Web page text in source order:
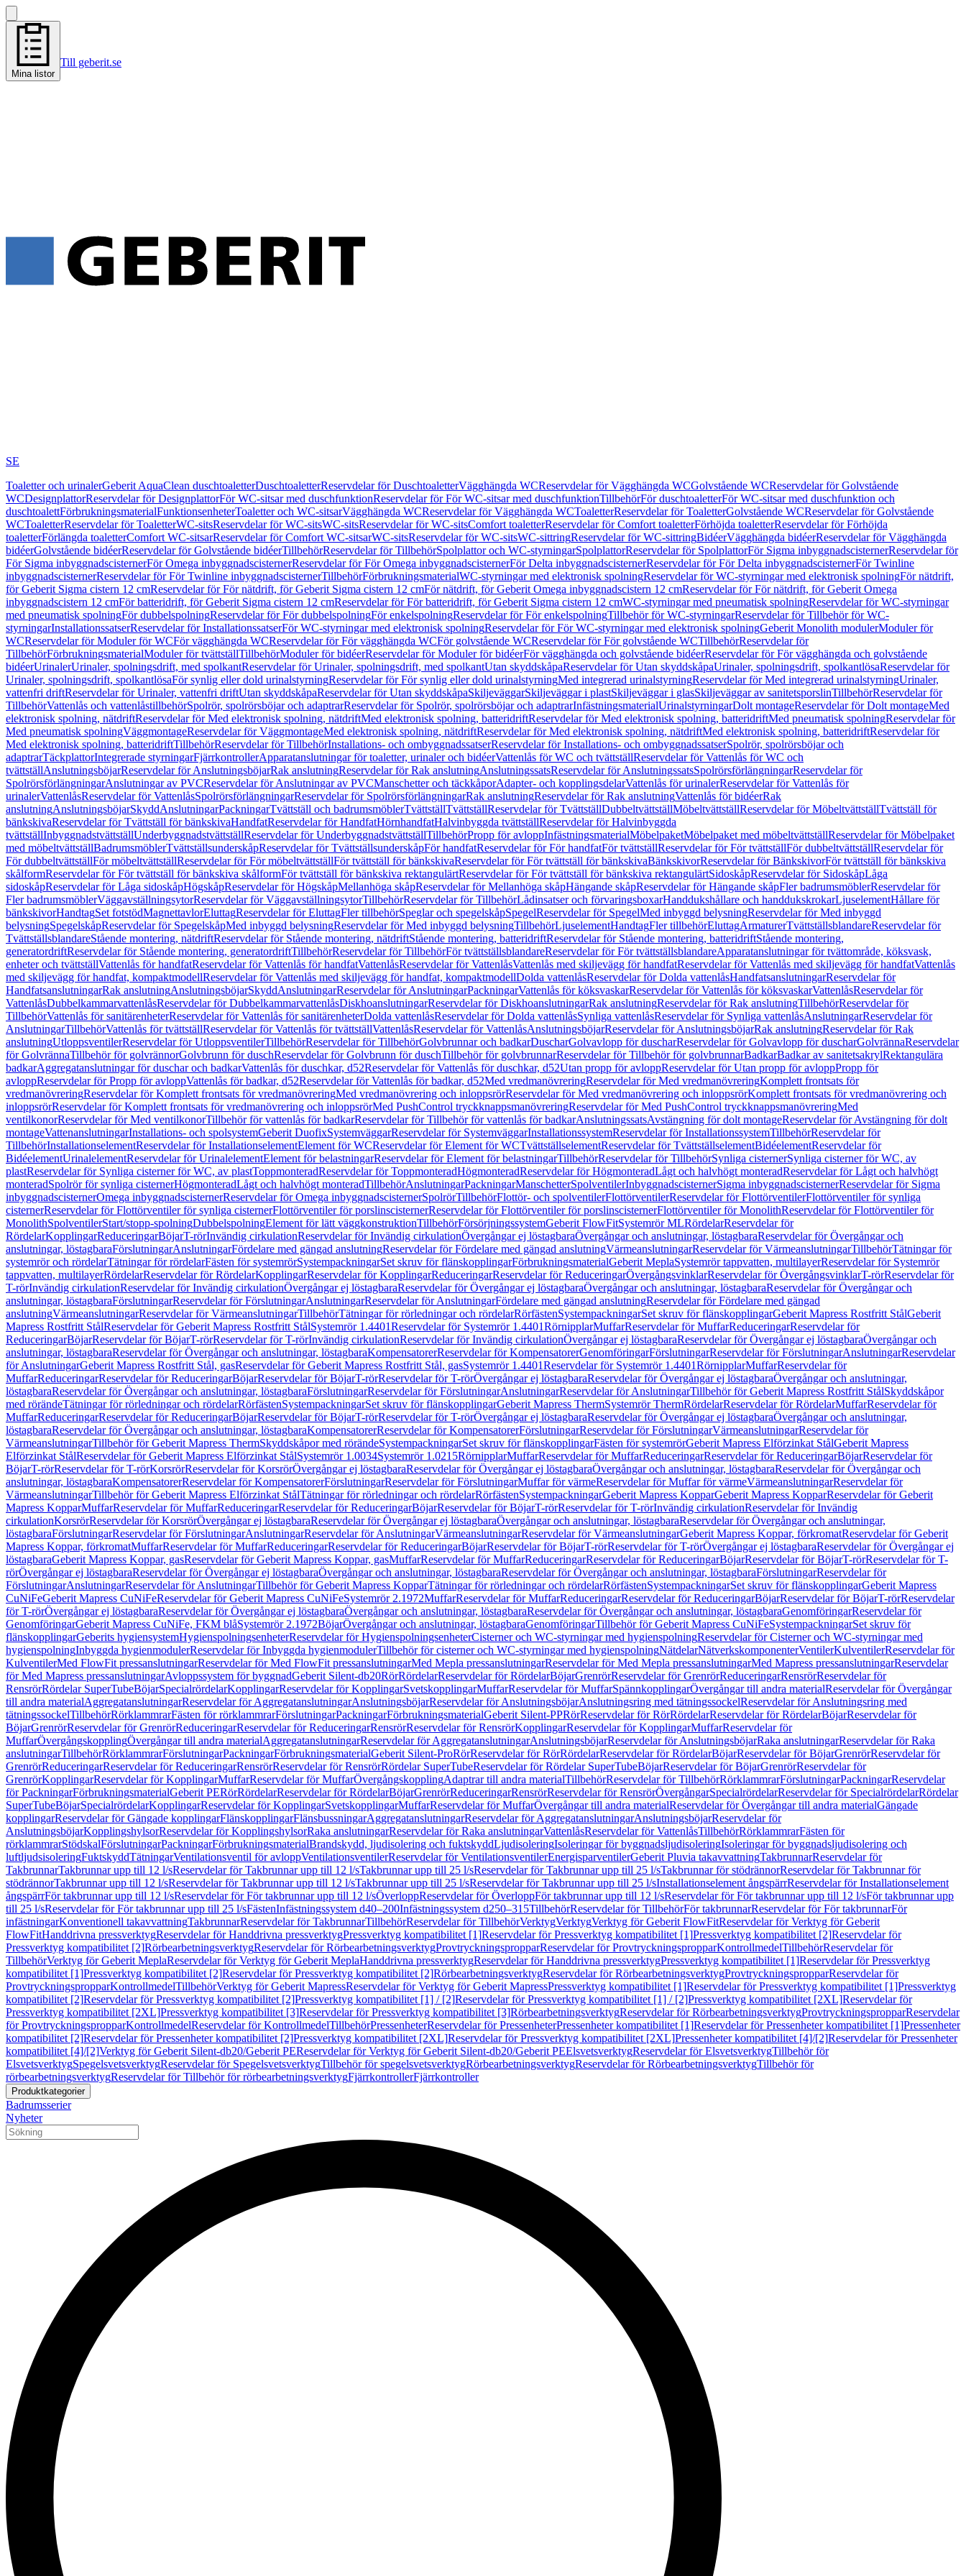
Mina listor
Till geberit.se
SE
Toaletter och urinalerGeberit AquaClean duschtoaletterDuschtoaletterReservdelar för DuschtoaletterVägghängda WCReservdelar för Vägghängda WCGolvstående WCReservdelar för Golvstående
WCDesignplattorReservdelar för DesignplattorFör WC-sitsar med duschfunktionReservdelar för För WC-sitsar med duschfunktionTillbehörFör duschtoaletterFör WC-sitsar med duschfunktion och
duschtoalettFörbrukningsmaterialFunktionsenheterToaletter och WC-sitsarVägghängda WCReservdelar för Vägghängda WCToaletterReservdelar för ToaletterGolvstående WCReservdelar för Golvstående
WCToaletterReservdelar för ToaletterWC-sitsReservdelar för WC-sitsWC-sitsReservdelar för WC-sitsComfort toaletterReservdelar för Comfort toaletterFörhöjda toaletterReservdelar för Förhöjda
toaletterFörlängda toaletterComfort WC-sitsarReservdelar för Comfort WC-sitsarWC-sitsReservdelar för WC-sitsWC-sittringReservdelar för WC-sittringBidéerVägghängda bidéerReservdelar för Vägghängda
bidéerGolvstående bidéerReservdelar för Golvstående bidéerTillbehörReservdelar för TillbehörSpolplattor och WC-styrningarSpolplattorReservdelar för SpolplattorFör Sigma inbyggnadscisternerReservdelar för
För Sigma inbyggnadscisternerFör Omega inbyggnadscisternerReservdelar för För Omega inbyggnadscisternerFör Delta inbyggnadscisternerReservdelar för För Delta inbyggnadscisternerFör Twinline
inbyggnadscisternerReservdelar för För Twinline inbyggnadscisternerTillbehörFörbrukningsmaterialWC-styrningar med elektronisk spolningReservdelar för WC-styrningar med elektronisk spolningFör nätdrift,
för Geberit Sigma cistern 12 cmReservdelar för För nätdrift, för Geberit Sigma cistern 12 cmFör nätdrift, för Geberit Omega inbyggnadscistern 12 cmReservdelar för För nätdrift, för Geberit Omega
inbyggnadscistern 12 cmFör batteridrift, för Geberit Sigma cistern 12 cmReservdelar för För batteridrift, för Geberit Sigma cistern 12 cmWC-styrningar med pneumatisk spolningReservdelar för WC-styrningar
med pneumatisk spolningFör dubbelspolningReservdelar för För dubbelspolningFör enkelspolningReservdelar för För enkelspolningTillbehör för WC-styrningarReservdelar för Tillbehör för WC-
styrningarInstallationssatserReservdelar för InstallationssatserFör WC-styrningar med elektronisk spolningReservdelar för För WC-styrningar med elektronisk spolningGeberit Monolith modulerModuler för
WCReservdelar för Moduler för WCFör vägghängda WCReservdelar för För vägghängda WCFör golvstående WCReservdelar för För golvstående WCTillbehörReservdelar för
TillbehörFörbrukningsmaterialModuler för tvättställTillbehörModuler för bidéerReservdelar för Moduler för bidéerFör vägghängda och golvstående bidéerReservdelar för För vägghängda och golvstående
bidéerUrinalerUrinaler, spolningsdrift, med spolkantReservdelar för Urinaler, spolningsdrift, med spolkantUtan skyddskåpaReservdelar för Utan skyddskåpaUrinaler, spolningsdrift, spolkantlösaReservdelar för
Urinaler, spolningsdrift, spolkantlösaFör synlig eller dold urinalstyrningReservdelar för För synlig eller dold urinalstyrningMed integrerad urinalstyrningReservdelar för Med integrerad urinalstyrningUrinaler,
vattenfri driftReservdelar för Urinaler, vattenfri driftUtan skyddskåpaReservdelar för Utan skyddskåpaSkiljeväggarSkiljeväggar i plastSkiljeväggar i glasSkiljeväggar av sanitetsporslinTillbehörReservdelar för
TillbehörVattenlås och vattenlåstillbehörSpolrör, spolrörsböjar och adaptrarReservdelar för Spolrör, spolrörsböjar och adaptrarInfästningsmaterialUrinalstyrningarDolt montageReservdelar för Dolt montageMed
elektronisk spolning, nätdriftReservdelar för Med elektronisk spolning, nätdriftMed elektronisk spolning, batteridriftReservdelar för Med elektronisk spolning, batteridriftMed pneumatisk spolningReservdelar för
Med pneumatisk spolningVäggmontageReservdelar för VäggmontageMed elektronisk spolning, nätdriftReservdelar för Med elektronisk spolning, nätdriftMed elektronisk spolning, batteridriftReservdelar för
Med elektronisk spolning, batteridriftTillbehörReservdelar för TillbehörInstallations- och ombyggnadssatserReservdelar för Installations- och ombyggnadssatserSpolrör, spolrörsböjar och
adaptrarTäckplattorIntegrerade styrningarFjärrkontrollerApparatanslutningar för toaletter, urinaler och bidéerVattenlås för WC och tvättställReservdelar för Vattenlås för WC och
tvättställAnslutningsböjarReservdelar för AnslutningsböjarRak anslutningReservdelar för Rak anslutningAnslutningssatsReservdelar för AnslutningssatsSpolrörsförlängningarReservdelar för
SpolrörsförlängningarAnslutningar av PVCReservdelar för Anslutningar av PVCManschetter och täckkåporAdapter- och kopplingsdelarVattenlås för urinalerReservdelar för Vattenlås för
urinalerVattenlåsReservdelar för VattenlåsSpolrörsförlängningarReservdelar för SpolrörsförlängningarRak anslutningReservdelar för Rak anslutningVattenlås för bidéerRak
anslutningAnslutningsböjarSkyddAnslutningarPackningarTvättställ och badrumsmöblerTvättställTvättställReservdelar för TvättställDubbeltvättställMöbeltvättställReservdelar för MöbeltvättställTvättställ för
bänkskivaReservdelar för Tvättställ för bänkskivaHandfatReservdelar för HandfatHörnhandfatHalvinbyggda tvättställReservdelar för Halvinbyggda
tvättställInbyggnadstvättställUnderbyggnadstvättställReservdelar för UnderbyggnadstvättställTillbehörPropp för avloppInfästningsmaterialMöbelpaketMöbelpaket med möbeltvättställReservdelar för Möbelpaket
med möbeltvättställBadrumsmöblerTvättställsunderskåpReservdelar för TvättställsunderskåpFör handfatReservdelar för För handfatFör tvättställReservdelar för För tvättställFör dubbeltvättställReservdelar för
För dubbeltvättställFör möbeltvättställReservdelar för För möbeltvättställFör tvättställ för bänkskivaReservdelar för För tvättställ för bänkskivaBänkskivorReservdelar för BänkskivorFör tvättställ för bänkskiva
skålformReservdelar för För tvättställ för bänkskiva skålformFör tvättställ för bänkskiva rektangulärtReservdelar för För tvättställ för bänkskiva rektangulärtSidoskåpReservdelar för SidoskåpLåga
sidoskåpReservdelar för Låga sidoskåpHögskåpReservdelar för HögskåpMellanhöga skåpReservdelar för Mellanhöga skåpHängande skåpReservdelar för Hängande skåpFler badrumsmöblerReservdelar för
Fler badrumsmöblerVäggavställningsytorReservdelar för VäggavställningsytorTillbehörReservdelar för TillbehörLådinsatser och förvaringsboxarHanddukshållare och handdukskrokarLjuselementHållare för
bänkskivorHandtagSet fotstödMagnettavlorEluttagReservdelar för EluttagFler tillbehörSpeglar och spegelskåpSpegelReservdelar för SpegelMed inbyggd belysningReservdelar för Med inbyggd
belysningSpegelskåpReservdelar för SpegelskåpMed inbyggd belysningReservdelar för Med inbyggd belysningTillbehörLjuselementHandtagFler tillbehörEluttagArmaturerTvättställsblandareReservdelar för
TvättställsblandareStående montering, nätdriftReservdelar för Stående montering, nätdriftStående montering, batteridriftReservdelar för Stående montering, batteridriftStående montering,
generatordriftReservdelar för Stående montering, generatordriftTillbehörReservdelar för TillbehörFör tvättställsblandareReservdelar för För tvättställsblandareApparatanslutningar för tvättområde, köksvask,
enheter och tvättställVattenlås för handfatReservdelar för Vattenlås för handfatVattenlåsReservdelar för VattenlåsVattenlås med skiljevägg för handfatReservdelar för Vattenlås med skiljevägg för handfatVattenlås
med skiljevägg för handfat, kompaktmodellReservdelar för Vattenlås med skiljevägg för handfat, kompaktmodellDolda vattenlåsReservdelar för Dolda vattenlåsHandfatsanslutningarReservdelar för
HandfatsanslutningarRak anslutningAnslutningsböjarSkyddAnslutningarReservdelar för AnslutningarPackningarVattenlås för köksvaskarReservdelar för Vattenlås för köksvaskarVattenlåsReservdelar för
VattenlåsDubbelkammarvattenlåsReservdelar för DubbelkammarvattenlåsDiskhoanslutningarReservdelar för DiskhoanslutningarRak anslutningReservdelar för Rak anslutningTillbehörReservdelar för
TillbehörVattenlås för sanitärenheterReservdelar för Vattenlås för sanitärenheterDolda vattenlåsReservdelar för Dolda vattenlåsSynliga vattenlåsReservdelar för Synliga vattenlåsAnslutningarReservdelar för
AnslutningarTillbehörVattenlås för tvättställReservdelar för Vattenlås för tvättställVattenlåsReservdelar för VattenlåsAnslutningsböjarReservdelar för AnslutningsböjarRak anslutningReservdelar för Rak
anslutningUtloppsventilerReservdelar för UtloppsventilerTillbehörReservdelar för TillbehörGolvbrunnar och badkarDuscharGolvavlopp för duscharReservdelar för Golvavlopp för duscharGolvrännaReservdelar
för GolvrännaTillbehör för golvrännorGolvbrunn för duschReservdelar för Golvbrunn för duschTillbehör för golvbrunnarReservdelar för Tillbehör för golvbrunnarBadkarBadkar av sanitetsakrylRektangulära
badkarAggregatanslutningar för duschar och badkarVattenlås för duschkar, d52Reservdelar för Vattenlås för duschkar, d52Utan propp för avloppReservdelar för Utan propp för avloppPropp för
avloppReservdelar för Propp för avloppVattenlås för badkar, d52Reservdelar för Vattenlås för badkar, d52Med vredmanövreringReservdelar för Med vredmanövreringKomplett frontsats för
vredmanövreringReservdelar för Komplett frontsats för vredmanövreringMed vredmanövrering och inloppsrörReservdelar för Med vredmanövrering och inloppsrörKomplett frontsats för vredmanövrering och
inloppsrörReservdelar för Komplett frontsats för vredmanövrering och inloppsrörMed PushControl tryckknappsmanövreringReservdelar för Med PushControl tryckknappsmanövreringMed
ventilkonorReservdelar för Med ventilkonorTillbehör för vattenlås för badkarReservdelar för Tillbehör för vattenlås för badkarAnslutningssatsAvstängning för dolt montageReservdelar för Avstängning för dolt
montageVattenanslutningarInstallations- och spolsystemGeberit DuofixSystemväggarReservdelar för SystemväggarInstallationssystemReservdelar för InstallationssystemTillbehörReservdelar för
TillbehörInstallationselementReservdelar för InstallationselementElement för WCReservdelar för Element för WCTvättställselementReservdelar för TvättställselementBidéelementReservdelar för
BidéelementUrinalelementReservdelar för UrinalelementElement för belastningarReservdelar för Element för belastningarTillbehörReservdelar för TillbehörSynliga cisternerSynliga cisterner för WC, av
plastReservdelar för Synliga cisterner för WC, av plastToppmonteradReservdelar för ToppmonteradHögmonteradReservdelar för HögmonteradLågt och halvhögt monteradReservdelar för Lågt och halvhögt
monteradSpolrör för synliga cisternerHögmonteradLågt och halvhögt monteradTillbehörAnslutningarPackningarManschetterSpolventilerInbyggnadscisternerSigma inbyggnadscisternerReservdelar för Sigma
inbyggnadscisternerOmega inbyggnadscisternerReservdelar för Omega inbyggnadscisternerSpolrörTillbehörFlottör- och spolventilerFlottörventilerReservdelar för FlottörventilerFlottörventiler för synliga
cisternerReservdelar för Flottörventiler för synliga cisternerFlottörventiler för porslinscisternerReservdelar för Flottörventiler för porslinscisternerFlottörventiler för MonolithReservdelar för Flottörventiler för
MonolithSpolventilerStart/stopp-spolningDubbelspolningElement för lätt väggkonstruktionTillbehörFörsörjningssystemGeberit FlowFitSystemrör MLRördelarReservdelar för
RördelarKopplingarReduceringarBöjarT-rörInvändig cirkulationReservdelar för Invändig cirkulationÖvergångar ej löstagbaraÖvergångar och anslutningar, löstagbaraReservdelar för Övergångar och
anslutningar, löstagbaraFörslutningarAnslutningarFördelare med gängad anslutningReservdelar för Fördelare med gängad anslutningVärmeanslutningarReservdelar för VärmeanslutningarTillbehörTätningar för
systemrör och rördelarTätningar för rördelarFästen för systemrörSystempackningarSet skruv för flänskopplingarFörbrukningsmaterialGeberit MeplaSystemrör tappvatten, multilayerReservdelar för Systemrör
tappvatten, multilayerRördelarReservdelar för RördelarKopplingarReservdelar för KopplingarReduceringarReservdelar för ReduceringarÖvergångsvinklarReservdelar för ÖvergångsvinklarT-rörReservdelar för
T-rörInvändig cirkulationReservdelar för Invändig cirkulationÖvergångar ej löstagbaraReservdelar för Övergångar ej löstagbaraÖvergångar och anslutningar, löstagbaraReservdelar för Övergångar och
anslutningar, löstagbaraFörslutningarReservdelar för FörslutningarAnslutningarReservdelar för AnslutningarFördelare med gängad anslutningReservdelar för Fördelare med gängad
anslutningVärmeanslutningarReservdelar för VärmeanslutningarTillbehörTätningar för rörledningar och rördelarRörfästenSystempackningarSet skruv för flänskopplingarGeberit Mapress Rostfritt StålGeberit
Mapress Rostfritt StålReservdelar för Geberit Mapress Rostfritt StålSystemrör 1.4401Reservdelar för Systemrör 1.4401RörnipplarMuffarReservdelar för MuffarReduceringarReservdelar för
ReduceringarBöjarReservdelar för BöjarT-rörReservdelar för T-rörInvändig cirkulationReservdelar för Invändig cirkulationÖvergångar ej löstagbaraReservdelar för Övergångar ej löstagbaraÖvergångar och
anslutningar, löstagbaraReservdelar för Övergångar och anslutningar, löstagbaraKompensatorerReservdelar för KompensatorerGenomföringarFörslutningarReservdelar för FörslutningarAnslutningarReservdelar
för AnslutningarGeberit Mapress Rostfritt Stål, gasReservdelar för Geberit Mapress Rostfritt Stål, gasSystemrör 1.4401Reservdelar för Systemrör 1.4401RörnipplarMuffarReservdelar för
MuffarReduceringarReservdelar för ReduceringarBöjarReservdelar för BöjarT-rörReservdelar för T-rörÖvergångar ej löstagbaraReservdelar för Övergångar ej löstagbaraÖvergångar och anslutningar,
löstagbaraReservdelar för Övergångar och anslutningar, löstagbaraFörslutningarReservdelar för FörslutningarAnslutningarReservdelar för AnslutningarTillbehör för Geberit Mapress Rostfritt StålSkyddskåpor
med rörändeTätningar för rörledningar och rördelarRörfästenSystempackningarSet skruv för flänskopplingarGeberit Mapress ThermSystemrör ThermRördelarReservdelar för RördelarMuffarReservdelar för
MuffarReduceringarReservdelar för ReduceringarBöjarReservdelar för BöjarT-rörReservdelar för T-rörÖvergångar ej löstagbaraReservdelar för Övergångar ej löstagbaraÖvergångar och anslutningar,
löstagbaraReservdelar för Övergångar och anslutningar, löstagbaraKompensatorerReservdelar för KompensatorerFörslutningarReservdelar för FörslutningarVärmeanslutningarReservdelar för
VärmeanslutningarTillbehör för Geberit Mapress ThermSkyddskåpor med rörändeSystempackningarSet skruv för flänskopplingarFästen för systemrörGeberit Mapress Elförzinkat StålGeberit Mapress
Elförzinkat StålReservdelar för Geberit Mapress Elförzinkat StålSystemrör 1.0034Systemrör 1.0215RörnipplarMuffarReservdelar för MuffarReduceringarReservdelar för ReduceringarBöjarReservdelar för
BöjarT-rörReservdelar för T-rörKorsrörReservdelar för KorsrörÖvergångar ej löstagbaraReservdelar för Övergångar ej löstagbaraÖvergångar och anslutningar, löstagbaraReservdelar för Övergångar och
anslutningar, löstagbaraKompensatorerReservdelar för KompensatorerFörslutningarReservdelar för FörslutningarMuffar för värmeReservdelar för Muffar för värmeVärmeanslutningarReservdelar för
VärmeanslutningarTillbehör för Geberit Mapress Elförzinkat StålTätningar för rörledningar och rördelarRörfästenSystempackningarGeberit Mapress KopparGeberit Mapress KopparReservdelar för Geberit
Mapress KopparMuffarReservdelar för MuffarReduceringarReservdelar för ReduceringarBöjarReservdelar för BöjarT-rörReservdelar för T-rörInvändig cirkulationReservdelar för Invändig
cirkulationKorsrörReservdelar för KorsrörÖvergångar ej löstagbaraReservdelar för Övergångar ej löstagbaraÖvergångar och anslutningar, löstagbaraReservdelar för Övergångar och anslutningar,
löstagbaraFörslutningarReservdelar för FörslutningarAnslutningarReservdelar för AnslutningarVärmeanslutningarReservdelar för VärmeanslutningarGeberit Mapress Koppar, förkromatReservdelar för Geberit
Mapress Koppar, förkromatMuffarReservdelar för MuffarReduceringarReservdelar för ReduceringarBöjarReservdelar för BöjarT-rörReservdelar för T-rörÖvergångar ej löstagbaraReservdelar för Övergångar ej
löstagbaraGeberit Mapress Koppar, gasReservdelar för Geberit Mapress Koppar, gasMuffarReservdelar för MuffarReduceringarReservdelar för ReduceringarBöjarReservdelar för BöjarT-rörReservdelar för T-
rörÖvergångar ej löstagbaraReservdelar för Övergångar ej löstagbaraÖvergångar och anslutningar, löstagbaraReservdelar för Övergångar och anslutningar, löstagbaraFörslutningarReservdelar för
FörslutningarAnslutningarReservdelar för AnslutningarTillbehör för Geberit Mapress KopparTätningar för rörledningar och rördelarRörfästenSystempackningarSet skruv för flänskopplingarGeberit Mapress
CuNiFeGeberit Mapress CuNiFeReservdelar för Geberit Mapress CuNiFeSystemrör 2.1972MuffarReservdelar för MuffarReduceringarReservdelar för ReduceringarBöjarReservdelar för BöjarT-rörReservdelar
för T-rörÖvergångar ej löstagbaraReservdelar för Övergångar ej löstagbaraÖvergångar och anslutningar, löstagbaraReservdelar för Övergångar och anslutningar, löstagbaraGenomföringarReservdelar för
GenomföringarGeberit Mapress CuNiFe, FKM blåSystemrör 2.1972BöjarÖvergångar och anslutningar, löstagbaraGenomföringarTillbehör för Geberit Mapress CuNiFeSystempackningarSet skruv för
flänskopplingarGeberits hygiensystemHygienspolningsenheterReservdelar för HygienspolningsenheterCisterner och WC-styrningar med hygienspolningReservdelar för Cisterner och WC-styrningar med
hygienspolningInbyggda hygienmodulerReservdelar för Inbyggda hygienmodulerTillbehör för cisterner och WC-styrningar med hygienspolningNätdelarNätverkskomponenterVentilerKulventilerReservdelar för
KulventilerMed FlowFit pressanslutningarReservdelar för Med FlowFit pressanslutningarMed Mepla pressanslutningarReservdelar för Med Mepla pressanslutningarMed Mapress pressanslutningarReservdelar
för Med Mapress pressanslutningarAvloppssystem för byggnadGeberit Silent-db20RörRördelarReservdelar för RördelarBöjarGrenrörReservdelar för GrenrörReduceringarRensrörReservdelar för
RensrörRördelar SuperTubeBöjarSpecialrördelarKopplingarReservdelar för KopplingarSvetskopplingarMuffarReservdelar för MuffarSpännkopplingarÖvergångar till andra materialReservdelar för Övergångar
till andra materialAggregatanslutningarReservdelar för AggregatanslutningarAnslutningsböjarReservdelar för AnslutningsböjarAnslutningsring med tätningssockelReservdelar för Anslutningsring med
tätningssockelTillbehörRörklammrarFästen för rörklammrarFörslutningarPackningarFörbrukningsmaterialGeberit Silent-PPRörReservdelar för RörRördelarReservdelar för RördelarBöjarReservdelar för
BöjarGrenrörReservdelar för GrenrörReduceringarReservdelar för ReduceringarRensrörReservdelar för RensrörKopplingarReservdelar för KopplingarMuffarReservdelar för
MuffarÖvergångskopplingÖvergångar till andra materialAggregatanslutningarReservdelar för AggregatanslutningarAnslutningsböjarReservdelar för AnslutningsböjarRaka anslutningarReservdelar för Raka
anslutningarTillbehörRörklammrarFörslutningarPackningarFörbrukningsmaterialGeberit Silent-ProRörReservdelar för RörRördelarReservdelar för RördelarBöjarReservdelar för BöjarGrenrörReservdelar för
GrenrörReduceringarReservdelar för ReduceringarRensrörReservdelar för RensrörRördelar SuperTubeReservdelar för Rördelar SuperTubeBöjarReservdelar för BöjarGrenrörReservdelar för
GrenrörKopplingarReservdelar för KopplingarMuffarReservdelar för MuffarÖvergångskopplingAdaptrar till andra materialTillbehörReservdelar för TillbehörRörklammrarFörslutningarPackningarReservdelar
för PackningarFörbrukningsmaterialGeberit PERörRördelarReservdelar för RördelarBöjarGrenrörReduceringarRensrörReservdelar för RensrörÖvergångarSpecialrördelarReservdelar för SpecialrördelarRördelar
SuperTubeBöjarSpecialrördelarKopplingarReservdelar för KopplingarSvetskopplingarMuffarReservdelar för MuffarÖvergångar till andra materialReservdelar för Övergångar till andra materialGängade
kopplingarReservdelar för Gängade kopplingarFlänskopplingarFlänsbussningarAggregatanslutningarReservdelar för AggregatanslutningarAnslutningsböjarReservdelar för
AnslutningsböjarKopplingshylsorReservdelar för KopplingshylsorRaka anslutningarReservdelar för Raka anslutningarVattenlåsReservdelar för VattenlåsTillbehörRörklammrarFästen för
rörklammrarStödskalFörslutningarPackningarFörbrukningsmaterialBrandskydd, ljudisolering och fuktskyddLjudisoleringIsoleringar för byggnadsljudisoleringIsoleringar för byggnadsljudisolering och
luftljudsisoleringFuktskyddTätningarVentilationsventil för avloppVentilationsventilerReservdelar för VentilationsventilerEnergisparventilerGeberit Pluvia takavvattningTakbrunnarReservdelar för
TakbrunnarTakbrunnar upp till 12 l/sReservdelar för Takbrunnar upp till 12 l/sTakbrunnar upp till 25 l/sReservdelar för Takbrunnar upp till 25 l/sTakbrunnar för stödrännorReservdelar för Takbrunnar för
stödrännorTakbrunnar upp till 12 l/sReservdelar för Takbrunnar upp till 12 l/sTakbrunnar upp till 25 l/sReservdelar för Takbrunnar upp till 25 l/sInstallationselement ångspärrReservdelar för Installationselement
ångspärrFör takbrunnar upp till 12 l/sReservdelar för För takbrunnar upp till 12 l/sÖverloppReservdelar för ÖverloppFör takbrunnar upp till 12 l/sReservdelar för För takbrunnar upp till 12 l/sFör takbrunnar upp
till 25 l/sReservdelar för För takbrunnar upp till 25 l/sFästenInfästningssystem d40–200Infästningssystem d250–315TillbehörReservdelar för TillbehörFör takbrunnarReservdelar för För takbrunnarFör
infästningarKonventionell takavvattningTakbrunnarReservdelar för TakbrunnarTillbehörReservdelar för TillbehörVerktygVerktygVerktyg för Geberit FlowFitReservdelar för Verktyg för Geberit
FlowFitHanddrivna pressverktygReservdelar för Handdrivna pressverktygPressverktyg kompatibilitet [1]Reservdelar för Pressverktyg kompatibilitet [1]Pressverktyg kompatibilitet [2]Reservdelar för
Pressverktyg kompatibilitet [2]RörbearbetningsverktygReservdelar för RörbearbetningsverktygProvtryckningspropparReservdelar för ProvtryckningspropparKontrollmedelTillbehörReservdelar för
TillbehörVerktyg för Geberit MeplaReservdelar för Verktyg för Geberit MeplaHanddrivna pressverktygReservdelar för Handdrivna pressverktygPressverktyg kompatibilitet [1]Reservdelar för Pressverktyg
kompatibilitet [1]Pressverktyg kompatibilitet [2]Reservdelar för Pressverktyg kompatibilitet [2]RörbearbetningsverktygReservdelar för RörbearbetningsverktygProvtryckningspropparReservdelar för
ProvtryckningspropparKontrollmedelTillbehörVerktyg för Geberit MapressReservdelar för Verktyg för Geberit MapressPressverktyg kompatibilitet [1]Reservdelar för Pressverktyg kompatibilitet [1]Pressverktyg
kompatibilitet [2]Reservdelar för Pressverktyg kompatibilitet [2]Pressverktyg kompatibilitet [1] / [2]Reservdelar för Pressverktyg kompatibilitet [1] / [2]Pressverktyg kompatibilitet [2XL]Reservdelar för
Pressverktyg kompatibilitet [2XL]Pressverktyg kompatibilitet [3]Reservdelar för Pressverktyg kompatibilitet [3]RörbearbetningsverktygReservdelar för RörbearbetningsverktygProvtryckningspropparReservdelar
för ProvtryckningspropparKontrollmedelReservdelar för KontrollmedelTillbehörPressenheterReservdelar för PressenheterPressenheter kompatibilitet [1]Reservdelar för Pressenheter kompatibilitet [1]Pressenheter
kompatibilitet [2]Reservdelar för Pressenheter kompatibilitet [2]Pressverktyg kompatibilitet [2XL]Reservdelar för Pressverktyg kompatibilitet [2XL]Pressenheter kompatibilitet [4]/[2]Reservdelar för Pressenheter
kompatibilitet [4]/[2]Verktyg för Geberit Silent-db20/Geberit PEReservdelar för Verktyg för Geberit Silent-db20/Geberit PEElsvetsverktygReservdelar för ElsvetsverktygTillbehör för
ElsvetsverktygSpegelsvetsverktygReservdelar för SpegelsvetsverktygTillbehör för spegelsvetsverktygRörbearbetningsverktygReservdelar för RörbearbetningsverktygTillbehör för
rörbearbetningsverktygReservdelar för Tillbehör för rörbearbetningsverktygFjärrkontrollerFjärrkontroller
Produktkategorier
Badrumsserier
Nyheter